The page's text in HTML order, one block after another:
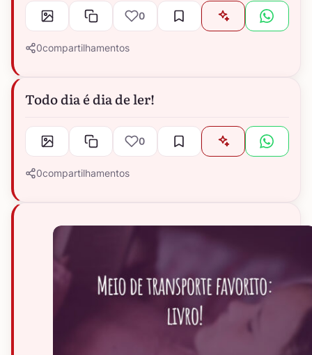
0
0compartilhamentos
Todo dia é dia de ler!
0
0compartilhamentos